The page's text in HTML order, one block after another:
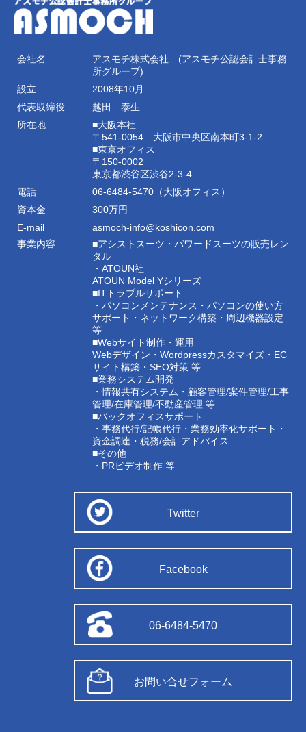
会社名
アスモチ株式会社 (アスモチ公認会計士事務
所グループ)
設立
2008年10月
代表取締役
越田 泰生
所在地
■大阪本社
〒541-0054 大阪市中央区南本町3-1-2
■東京オフィス
〒150-0002
東京都渋谷区渋谷2-3-4
電話
06-6484-5470（大阪オフィス）
資本金
300万円
E-mail
asmoch-info@koshicon.com
事業内容
■アシストスーツ・パワードスーツの販売レン
タル
・ATOUN社
ATOUN Model Yシリーズ
■ITトラブルサポート
・パソコンメンテナンス・パソコンの使い方
サポート・ネットワーク構築・周辺機器設定
等
■Webサイト制作・運用
Webデザイン・Wordpressカスタマイズ・EC
サイト構築・SEO対策 等
■業務システム開発
・情報共有システム・顧客管理/案件管理/工事
管理/在庫管理/不動産管理 等
■バックオフィスサポート
・事務代行/記帳代行・業務効率化サポート・
資金調達・税務/会計アドバイス
■その他
・PRビデオ制作 等
Twitter
Facebook
06-6484-5470
お問い合せフォーム